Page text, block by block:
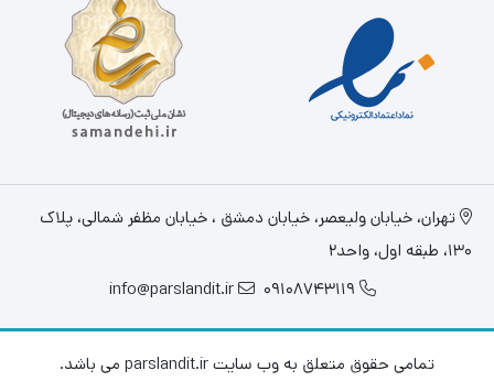
تهران، خيابان وليعصر، خیابان دمشق ، خیابان مظفر شمالی، پلاک
130، طبقه اول، واحد2
09108743119
info@parslandit.ir
تمامی حقوق متعلق به وب سایت parslandit.ir می باشد.